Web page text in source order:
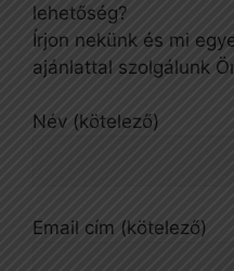
lehetőség?
Írjon nekünk és mi
ajánlattal szolgálunk
Név (kötelező)
Email cím (kötelező)